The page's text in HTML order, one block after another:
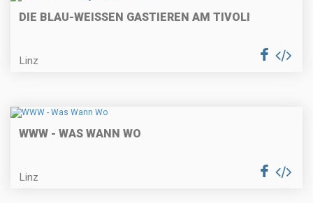
DIE BLAU-WEISSEN GASTIEREN AM TIVOLI
Linz
WWW - WAS WANN WO
Linz